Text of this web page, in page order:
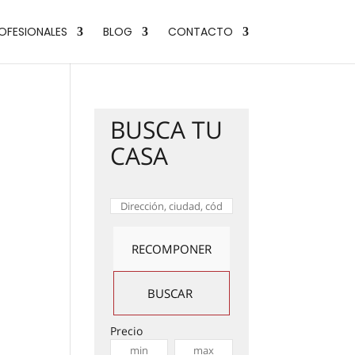
BLOG CONTACTO
BUSCA TU
CASA
Precio